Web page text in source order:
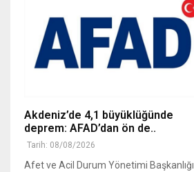
Akdeniz’de 4,1 büyüklüğünde
deprem: AFAD’dan ön de..
Tarih: 08/08/2026
Afet ve Acil Durum Yönetimi Başkanlığı